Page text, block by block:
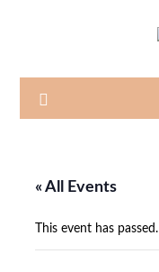
« All Events
This event has passed.